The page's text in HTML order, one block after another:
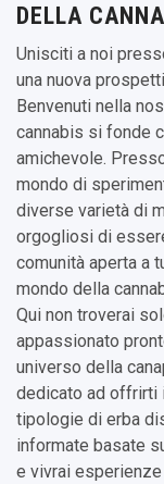
DELLA
Unisciti a noi
una nuova
Benvenuti nella
cannabis si fonde
amichevole.
mondo di
diverse varietà di
orgogliosi di
comunità aperta a
mondo della
Qui non troverai
appassionato
universo della
dedicato ad offrirti
tipologie di erba
informate basate
e vivrai